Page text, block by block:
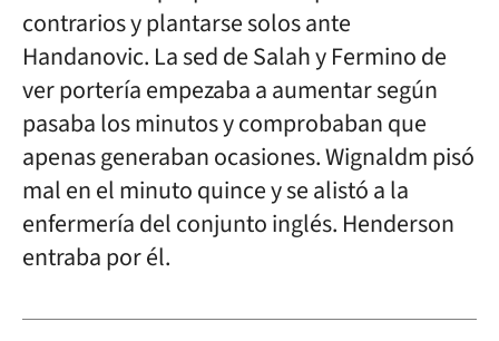
contrarios y plantarse solos ante
Handanovic. La sed de Salah y Fermino de
ver portería empezaba a aumentar según
pasaba los minutos y comprobaban que
apenas generaban ocasiones. Wignaldm pisó
mal en el minuto quince y se alistó a la
enfermería del conjunto inglés. Henderson
entraba por él.